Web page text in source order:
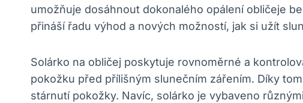
umožňuje dosáhnout dokonalého opálení obličeje
přináší řadu výhod a nových možností, jak si užít
Solárko na obličej poskytuje rovnoměrné a
pokožku před přílišným slunečním zářením. Díky
stárnutí pokožky. Navíc, solárko je vybaveno